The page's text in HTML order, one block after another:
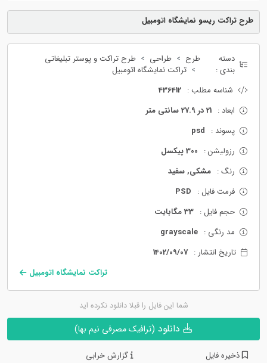
طرح تراکت ریسو نمایشگاه اتومبیل
دسته
بندی :
طرح طراحی
طرح تراکت و پوستر تبلیغاتی
تراکت نمایشگاه اتومبیل
شناسه مطلب : 436412
ابعاد : 21 در 27.9 سانتی متر
پسوند : psd
رزولیشن : 300 پیکسل
رنگ : مشکی, سفید
فرمت فایل : PSD
حجم فایل : 33 مگابایت
مد رنگی : grayscale
تاریخ انتشار : 1402/09/07
تراکت نمایشگاه اتومبیل
شما این فایل را قبلا دانلود نکرده اید
(ترافیک مصرفی نیم بها)
ذخیره فایل گزارش خرابی